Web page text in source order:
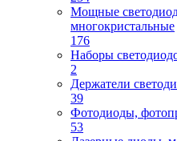
Мощные
многокристальные
176
Наборы
2
Держатели
39
Фотодиоды,
53